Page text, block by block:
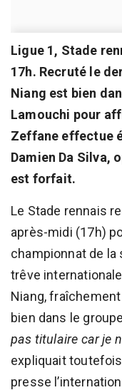
Ligue 1, Stade
17h. Recruté le
Niang est bien
Lamouchi pour
Zeffane effectue
Damien Da Silva,
est forfait.
Le Stade rennais
après-midi (17h)
championnat de la
trêve
Niang,
bien dans le
pas titulaire car je
expliquait
presse